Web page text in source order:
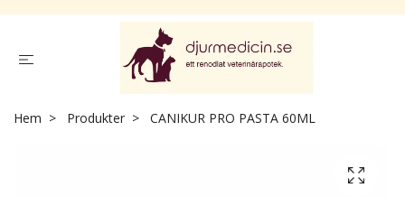
Hem Produkter CANIKUR PRO PASTA 60ML